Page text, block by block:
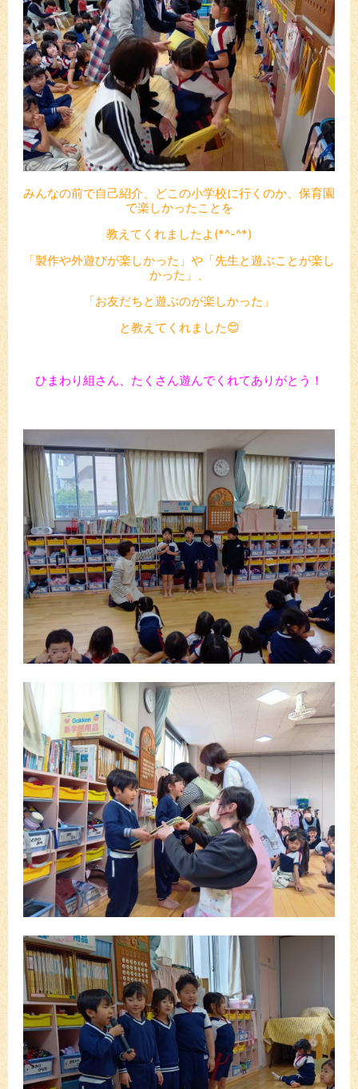
みんなの前で自己紹介、どこの小学校に行くのか、保育園
で楽しかったことを
教えてくれましたよ(*^-^*)
「製作や外遊びが楽しかった」や「先生と遊ぶことが楽し
かった」、
「お友だちと遊ぶのが楽しかった」
と教えてくれました😊
ひまわり組さん、たくさん遊んでくれてありがとう！